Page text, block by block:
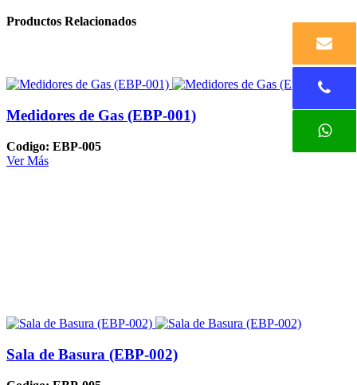
Productos Relacionados
Medidores de Gas (EBP-001)
Codigo: EBP-005
Ver Más
Sala de Basura (EBP-002)